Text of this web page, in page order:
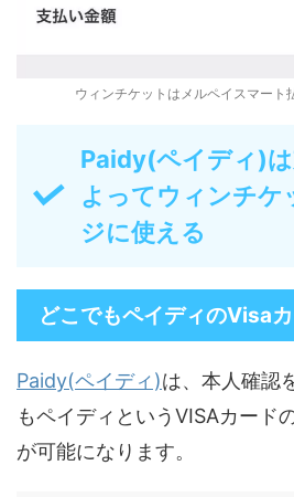
ウィンチケットはメルペイスマート
Paidy(ペイディ)
よってウィンチケ
ジに使える
どこでもペイディのVisa
Paidy(ペイディ)は、本人確認
もペイディというVISAカード
が可能になります。